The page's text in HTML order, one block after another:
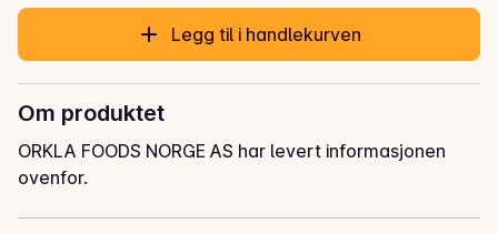
Legg til i handlekurven
Om produktet
ORKLA FOODS NORGE AS har levert informasjonen
ovenfor.